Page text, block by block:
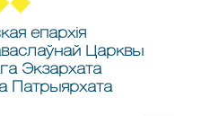
епархія
Царквы
Экзархата
Патрыярхата